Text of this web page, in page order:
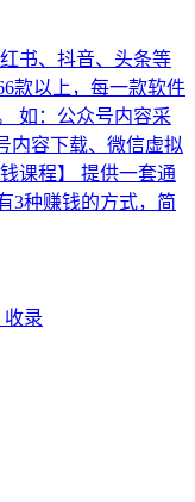
书、抖音、头条等
款以上，每一款软件
如：公众号内容采
内容下载、微信虚拟
课程】 提供一套通
3种赚钱的方式，简
收录